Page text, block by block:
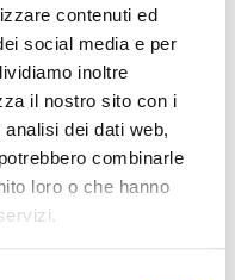
contenuti ed
social media e per
inoltre
il nostro sito con i
dei dati web,
combinarle
loro o che hanno
fare innovazione
in cui li usiamo nei
applicabili con le
martedì.